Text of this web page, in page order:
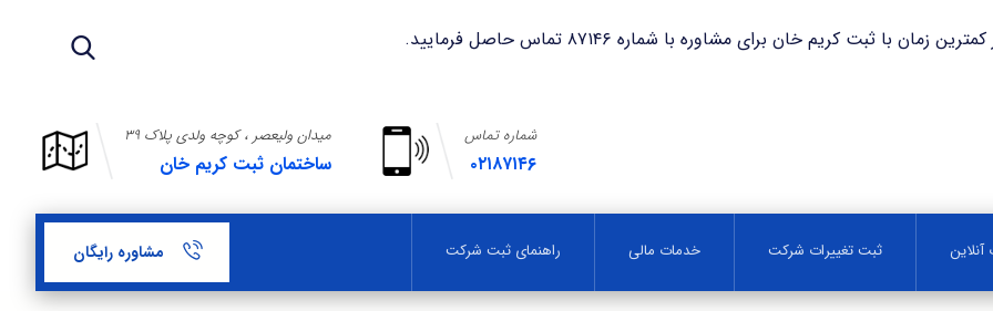
کریم خان برای مشاوره با شماره ۸۷۱۴۶ تماس حاصل فرمایید.
میدان ولیعصر ، کوچه ولدی پلاک ۳۹
ساختمان ثبت کریم خان
شماره تماس
۰۲۱۸۷۱۴۶
ثبت تغییرات شرکت خدمات مالی راهنمای ثبت شرکت مشاوره رایگان